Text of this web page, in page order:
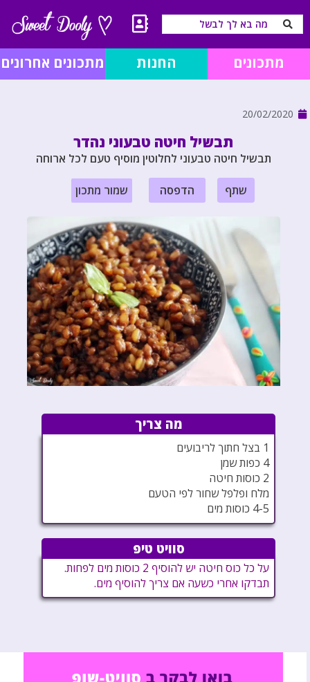
מתכונים החנות מתכונים אחרונים
20/02/2020
תבשיל חיטה טבעוני נהדר
תבשיל חיטה טבעוני לחלוטין מוסיף טעם לכל ארוחה
שתף הדפסה שמור מתכון
מה צריך
1 בצל חתוך לריבועים
4 כפות שמן
2 כוסות חיטה
מלח ופלפל שחור לפי הטעם
4-5 כוסות מים
סוויט טיפ
על כל כוס חיטה יש להוסיף 2 כוסות מים לפחות.
תבדקו אחרי כשעה אם צריך להוסיף מים.